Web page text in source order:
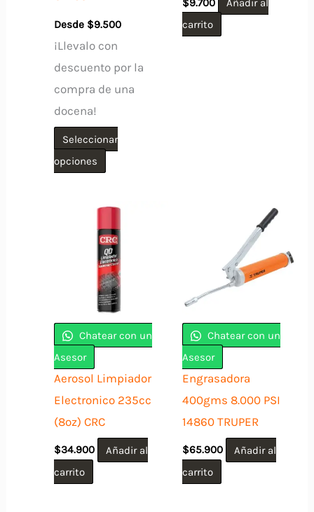
Desde $9.500
¡Llevalo con
descuento por la
compra de una
docena!
Seleccionar
opciones
tiene
variantes.
Las
opciones
se
pueden
en
la
de
producto
$9.700
Añadir al
carrito
Chatear con un
Asesor
Aerosol Limpiador
Electronico 235cc
(8oz) CRC
$34.900
Añadir al
carrito
Chatear con un
Asesor
Engrasadora
400gms 8.000 PSI
14860 TRUPER
$65.900
Añadir al
carrito